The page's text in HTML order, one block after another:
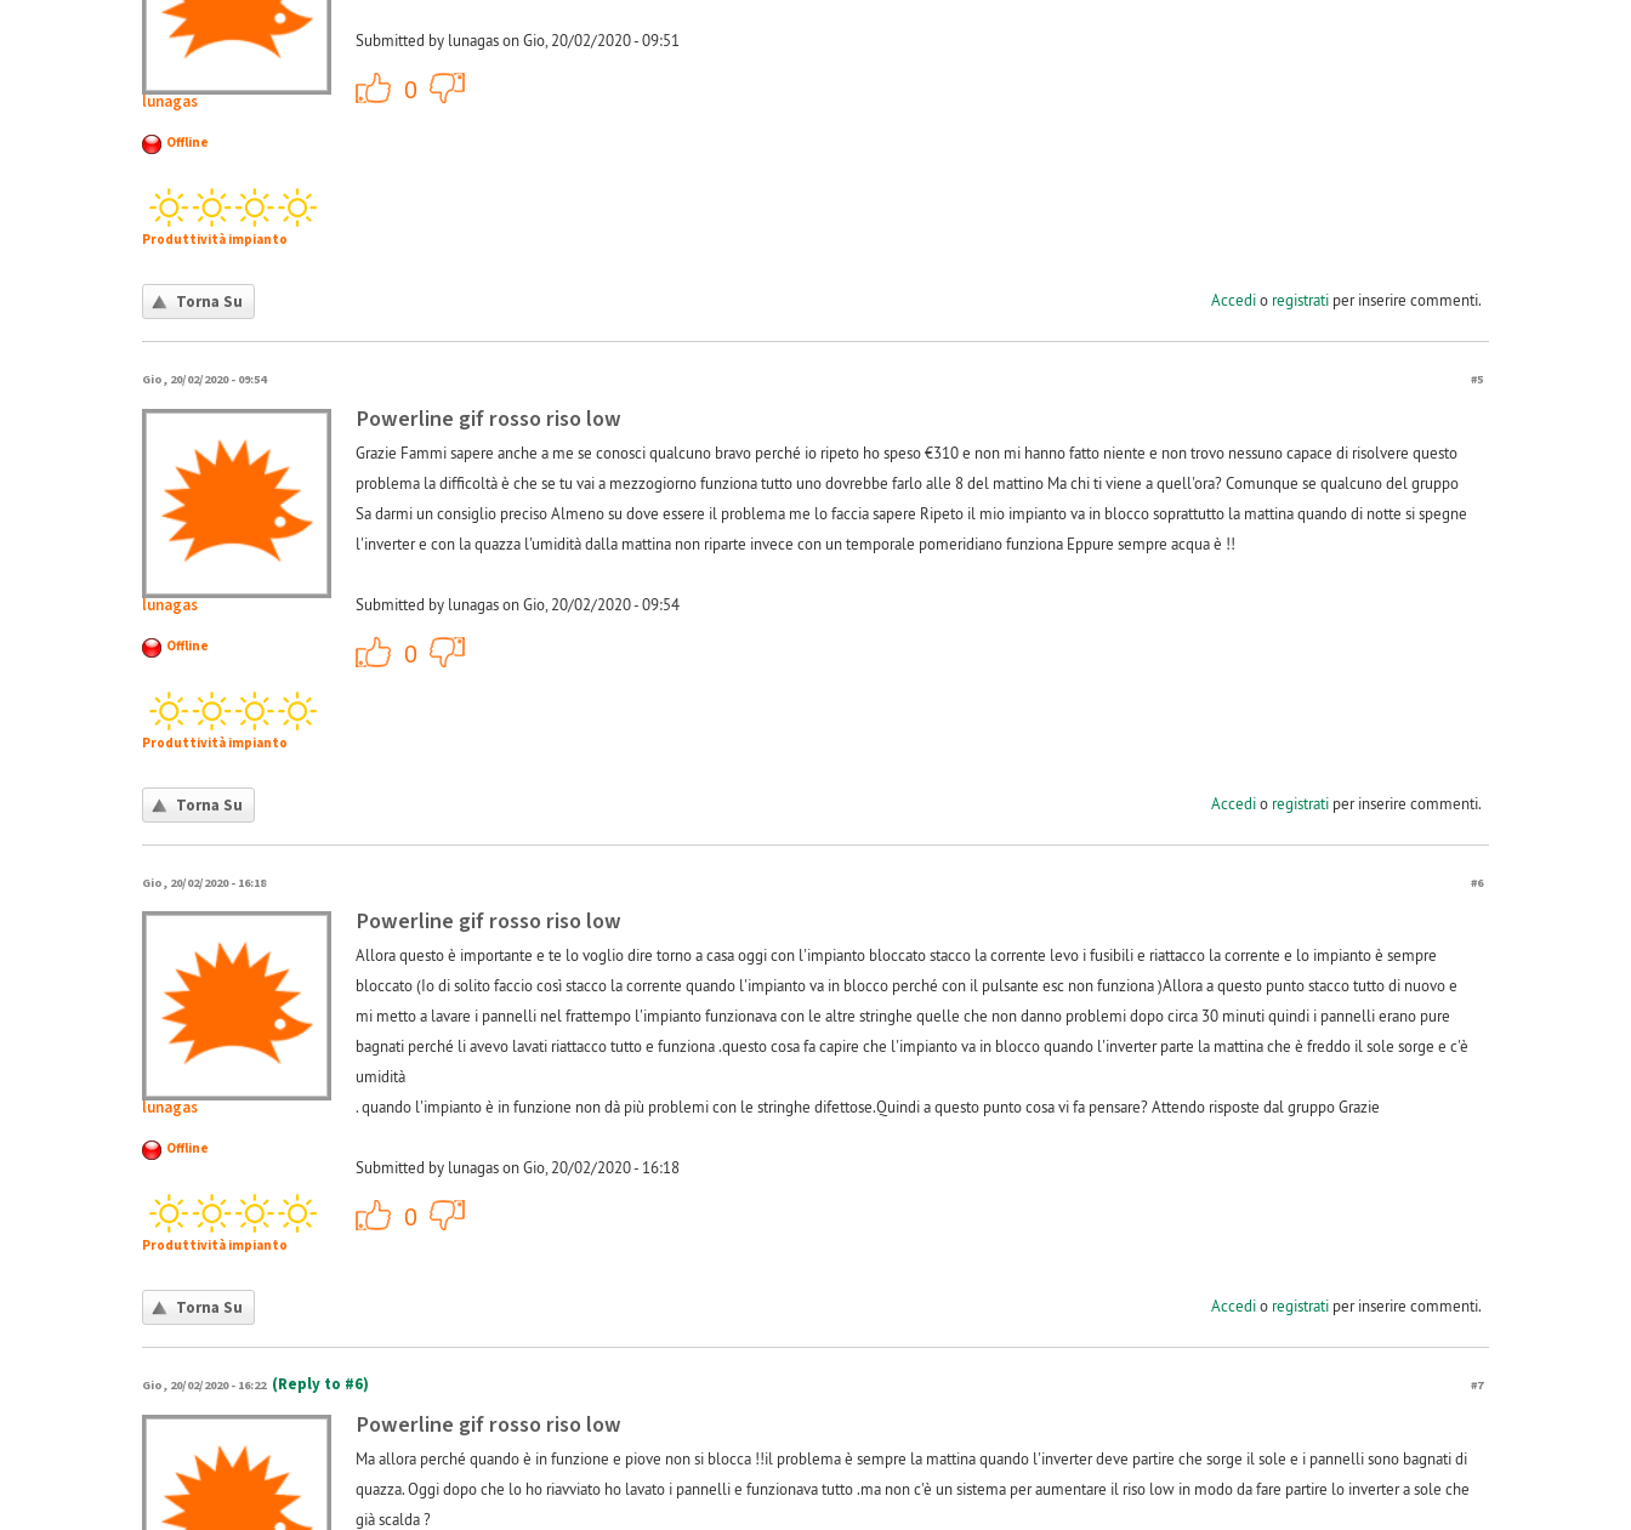
lunagas
Offline
Produttività impianto
Submitted by lunagas on Gio, 20/02/2020 - 09:51
0
Torna Su Accedio registratiper inserire commenti.
Gio, 20/02/2020 - 09:54 #5
lunagas
Offline
Produttività impianto
Powerline gif rosso riso low
Grazie Fammi sapere anche a me se conosci qualcuno bravo perché io ripeto ho speso €310 e non mi hanno fatto niente e non trovo nessuno capace di risolvere questo
problema la difficoltà è che se tu vai a mezzogiorno funziona tutto uno dovrebbe farlo alle 8 del mattino Ma chi ti viene a quell'ora? Comunque se qualcuno del gruppo
Sa darmi un consiglio preciso Almeno su dove essere il problema me lo faccia sapere Ripeto il mio impianto va in blocco soprattutto la mattina quando di notte si spegne
l'inverter e con la quazza l'umidità dalla mattina non riparte invece con un temporale pomeridiano funziona Eppure sempre acqua è !!
Submitted by lunagas on Gio, 20/02/2020 - 09:54
0
Torna Su Accedio registratiper inserire commenti.
Gio, 20/02/2020 - 16:18 #6
lunagas
Offline
Produttività impianto
Powerline gif rosso riso low
Allora questo è importante e te lo voglio dire torno a casa oggi con l'impianto bloccato stacco la corrente levo i fusibili e riattacco la corrente e lo impianto è sempre
bloccato (Io di solito faccio così stacco la corrente quando l'impianto va in blocco perché con il pulsante esc non funziona )Allora a questo punto stacco tutto di nuovo e
mi metto a lavare i pannelli nel frattempo l'impianto funzionava con le altre stringhe quelle che non danno problemi dopo circa 30 minuti quindi i pannelli erano pure
bagnati perché li avevo lavati riattacco tutto e funziona .questo cosa fa capire che l'impianto va in blocco quando l'inverter parte la mattina che è freddo il sole sorge e c'è
umidità
. quando l'impianto è in funzione non dà più problemi con le stringhe difettose.Quindi a questo punto cosa vi fa pensare? Attendo risposte dal gruppo Grazie
Submitted by lunagas on Gio, 20/02/2020 - 16:18
0
Torna Su Accedio registratiper inserire commenti.
Gio, 20/02/2020 - 16:22 (Reply to #6) #7
Powerline gif rosso riso low
Ma allora perché quando è in funzione e piove non si blocca !!il problema è sempre la mattina quando l'inverter deve partire che sorge il sole e i pannelli sono bagnati di
quazza. Oggi dopo che lo ho riavviato ho lavato i pannelli e funzionava tutto .ma non c'è un sistema per aumentare il riso low in modo da fare partire lo inverter a sole che
già scalda ?